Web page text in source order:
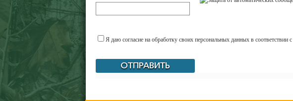
Я даю согласие на обработку своих персональных данных в соответствии с